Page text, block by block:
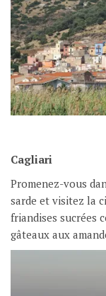
Cagliari
Promenez-vous
sarde et visitez la
friandises sucrées
gâteaux aux